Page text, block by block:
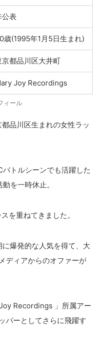
公表
歳(1995年1月5日生まれ)
京都品川区大井町
Joy Recordings
ィール
品川区生まれの女性ラッ
トルシーンでも活躍した
を一時休止。
を重ねてきました。
に爆発的な人気を得て、大
ディアからのオファーが
Recordings 」所属アー
パーとしてさらに飛躍す